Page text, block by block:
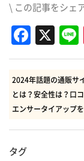
\ この記事をシェ
X
2024年話題の通販サ
とは？安全性は？口
エンサータイアップ
タグ